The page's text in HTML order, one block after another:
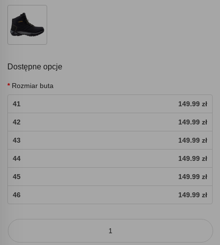
Dostępne opcje
Rozmiar buta
41 149.99 zł
42 149.99 zł
43 149.99 zł
44 149.99 zł
45 149.99 zł
46 149.99 zł